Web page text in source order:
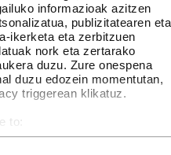
informazioak azitzen
publizitatearen eta
ikerketa eta zerbitzuen
nork eta zertarako
duzu. Zure onespena
duzu edozein momentutan,
triggerean klikatuz.
to:
geographical location